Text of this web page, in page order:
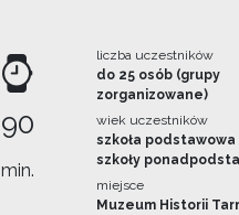
90
min.
liczba uczestników
do 25 osób (grupy
zorganizowane)
wiek uczestników
szkoła podstawowa
szkoły
miejsce
Muzeum Historii